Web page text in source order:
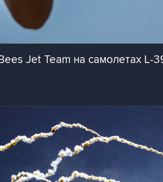
Jet Team на самолетах L-